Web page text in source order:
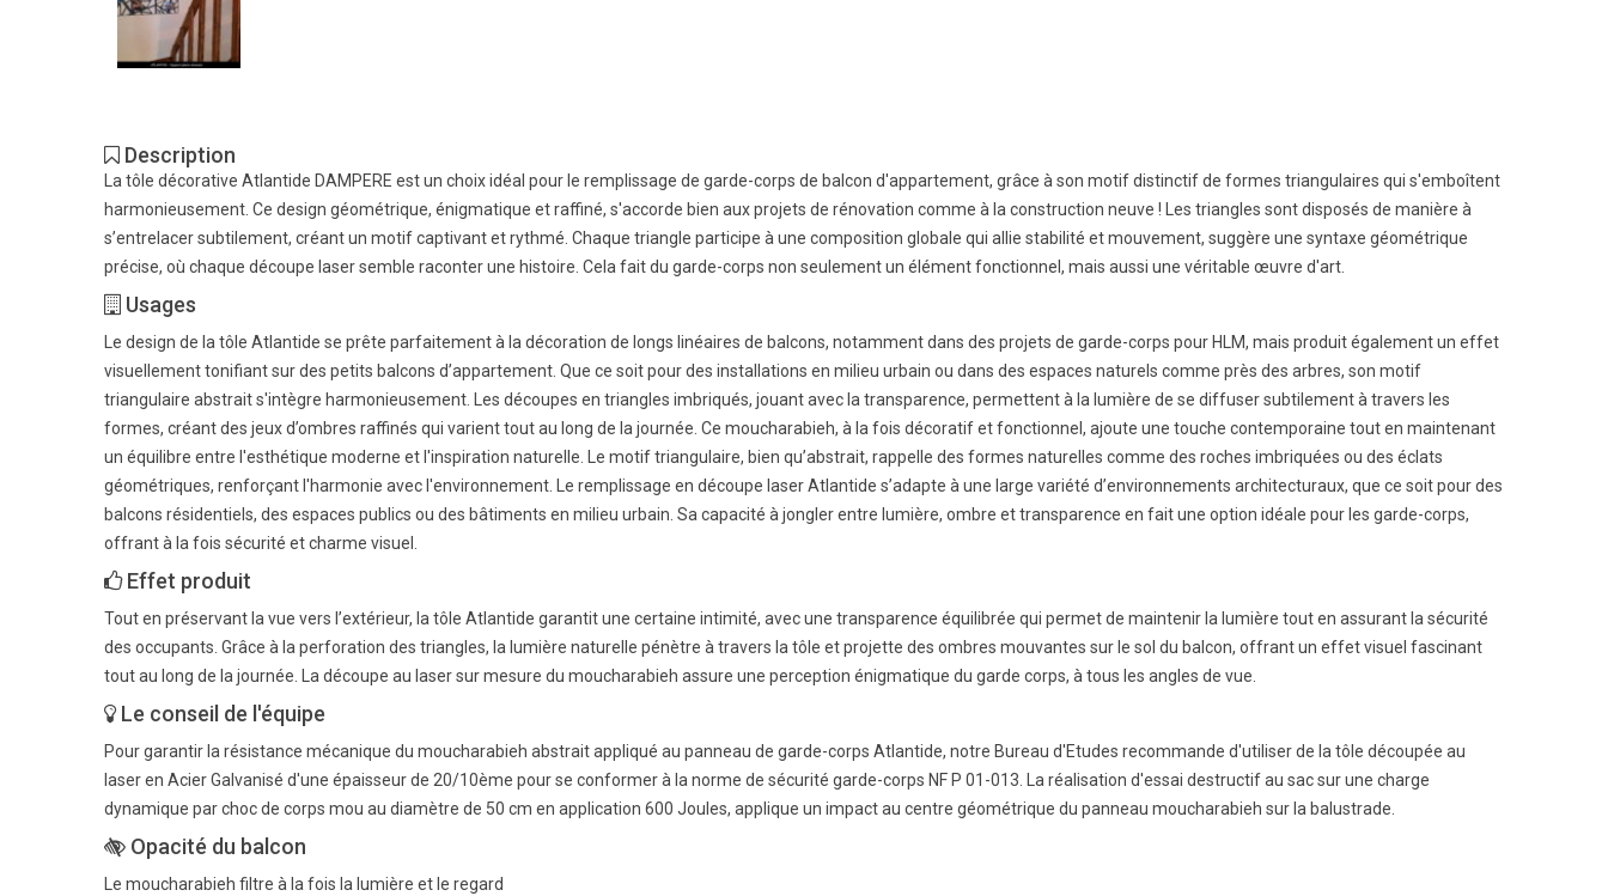
Description
La tôle décorative Atlantide DAMPERE est un choix idéal pour le remplissage de garde-corps de balcon d'appartement, grâce à son motif distinctif de formes triangulaires qui s'emboîtent
harmonieusement. Ce design géométrique, énigmatique et raffiné, s'accorde bien aux projets de rénovation comme à la construction neuve ! Les triangles sont disposés de manière à
s’entrelacer subtilement, créant un motif captivant et rythmé. Chaque triangle participe à une composition globale qui allie stabilité et mouvement, suggère une syntaxe géométrique
précise, où chaque découpe laser semble raconter une histoire. Cela fait du garde-corps non seulement un élément fonctionnel, mais aussi une véritable œuvre d'art.
Usages
Le design de la tôle Atlantide se prête parfaitement à la décoration de longs linéaires de balcons, notamment dans des projets de garde-corps pour HLM, mais produit également un effet
visuellement tonifiant sur des petits balcons d’appartement. Que ce soit pour des installations en milieu urbain ou dans des espaces naturels comme près des arbres, son motif
triangulaire abstrait s'intègre harmonieusement. Les découpes en triangles imbriqués, jouant avec la transparence, permettent à la lumière de se diffuser subtilement à travers les
formes, créant des jeux d’ombres raffinés qui varient tout au long de la journée. Ce moucharabieh, à la fois décoratif et fonctionnel, ajoute une touche contemporaine tout en maintenant
un équilibre entre l'esthétique moderne et l'inspiration naturelle. Le motif triangulaire, bien qu’abstrait, rappelle des formes naturelles comme des roches imbriquées ou des éclats
géométriques, renforçant l'harmonie avec l'environnement. Le remplissage en découpe laser Atlantide s’adapte à une large variété d’environnements architecturaux, que ce soit pour des
balcons résidentiels, des espaces publics ou des bâtiments en milieu urbain. Sa capacité à jongler entre lumière, ombre et transparence en fait une option idéale pour les garde-corps,
offrant à la fois sécurité et charme visuel.
Effet produit
Tout en préservant la vue vers l’extérieur, la tôle Atlantide garantit une certaine intimité, avec une transparence équilibrée qui permet de maintenir la lumière tout en assurant la sécurité
des occupants. Grâce à la perforation des triangles, la lumière naturelle pénètre à travers la tôle et projette des ombres mouvantes sur le sol du balcon, offrant un effet visuel fascinant
tout au long de la journée. La découpe au laser sur mesure du moucharabieh assure une perception énigmatique du garde corps, à tous les angles de vue.
Le conseil de l'équipe
Pour garantir la résistance mécanique du moucharabieh abstrait appliqué au panneau de garde-corps Atlantide, notre Bureau d'Etudes recommande d'utiliser de la tôle découpée au
laser en Acier Galvanisé d'une épaisseur de 20/10ème pour se conformer à la norme de sécurité garde-corps NF P 01-013. La réalisation d'essai destructif au sac sur une charge
dynamique par choc de corps mou au diamètre de 50 cm en application 600 Joules, applique un impact au centre géométrique du panneau moucharabieh sur la balustrade.
Opacité du balcon
Le moucharabieh filtre à la fois la lumière et le regard